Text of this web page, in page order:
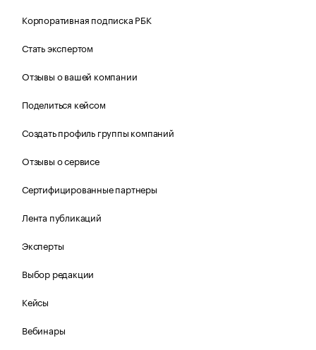
Корпоративная подписка РБК
Стать экспертом
Отзывы о вашей компании
Поделиться кейсом
Создать профиль группы компаний
Отзывы о сервисе
Сертифицированные партнеры
Лента публикаций
Эксперты
Выбор редакции
Кейсы
Вебинары